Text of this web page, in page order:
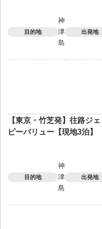
目的地
神
津
島
出発地
【東京・竹芝発】往路ジ
ピーバリュー【現地3泊】
目的地
神
津
島
出発地